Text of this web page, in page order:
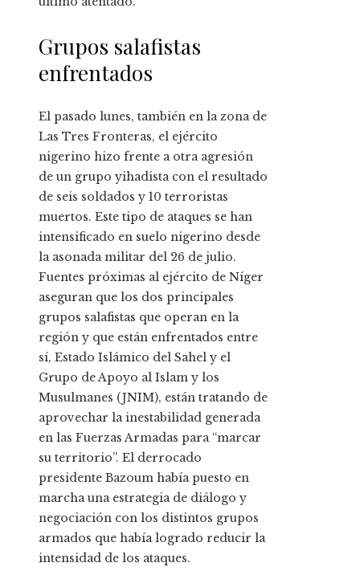
Grupos salafistas
enfrentados
El pasado lunes, también en la zona de
Las Tres Fronteras, el ejército
nigerino hizo frente a otra agresión
de un grupo yihadista con el resultado
de seis soldados y 10 terroristas
muertos. Este tipo de ataques se han
intensificado en suelo nigerino desde
la asonada militar del 26 de julio.
Fuentes próximas al ejército de Níger
aseguran que los dos principales
grupos salafistas que operan en la
región y que están enfrentados entre
sí, Estado Islámico del Sahel y el
Grupo de Apoyo al Islam y los
Musulmanes (JNIM), están tratando de
aprovechar la inestabilidad generada
en las Fuerzas Armadas para “marcar
su territorio”. El derrocado
presidente Bazoum había puesto en
marcha una estrategia de diálogo y
negociación con los distintos grupos
armados que había logrado reducir la
intensidad de los ataques.